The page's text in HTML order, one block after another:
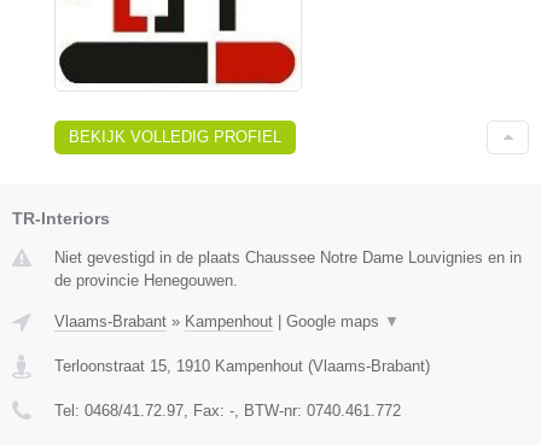
BEKIJK VOLLEDIG PROFIEL
TR-Interiors
Niet gevestigd in de plaats Chaussee Notre Dame Louvignies en in
de provincie Henegouwen.
Vlaams-Brabant » Kampenhout Google maps ▼
Terloonstraat 15, 1910 Kampenhout (Vlaams-Brabant)
Tel: 0468/41.72.97, Fax: -, BTW-nr: 0740.461.772